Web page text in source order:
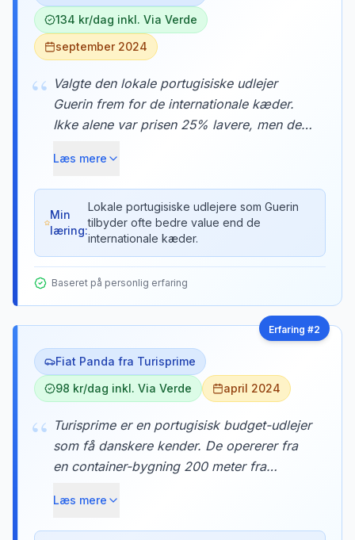
134 kr/dag inkl. Via Verde
september 2024
“ Valgte den lokale portugisiske udlejer
Guerin frem for de internationale kæder.
Ikke alene var prisen 25% lavere, men de
bompengene. Bilen var en næsten ny Dacia
Sandero med kun 3.000 km på tælleren.
Læs mere
Min
læring:
Lokale portugisiske udlejere som Guerin
tilbyder ofte bedre value end de
internationale kæder.
Baseret på personlig erfaring
Erfaring #2
Fiat Panda fra Turisprime
98 kr/dag inkl. Via Verde
april 2024
“ Turisprime er en portugisisk budget-udlejer
som få danskere kender. De opererer fra
en container-bygning 200 meter fra
under markedet. Bilerne er basale men
velholdte, og de inkluderer altid Via Verde-
Læs mere